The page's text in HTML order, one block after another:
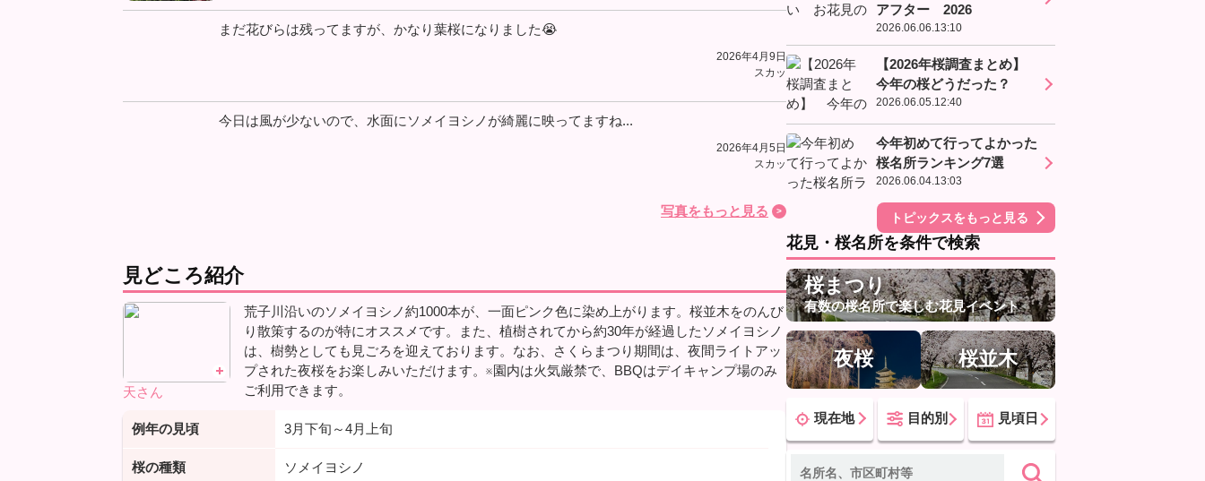
まだ花びらは残ってますが、かなり葉桜になりました😭
2026年4月9日
スカッ
今日は風が少ないので、水面にソメイヨシノが綺麗に映ってますね...
2026年4月5日
スカッ
写真をもっと見る
見どころ紹介
天さん
荒子川沿いのソメイヨシノ約1000本が、一面ピンク色に染め上がります。桜並木をのんび
り散策するのが特にオススメです。また、植樹されてから約30年が経過したソメイヨシノ
は、樹勢としても見ごろを迎えております。なお、さくらまつり期間は、夜間ライトアッ
プされた夜桜をお楽しみいただけます。※園内は火気厳禁で、BBQはデイキャンプ場のみ
ご利用できます。
例年の見頃 3月下旬～4月上旬
桜の種類 ソメイヨシノ
アフター 2026
2026.06.06.13:10
【2026年桜調査まとめ】
今年の桜どうだった？
2026.06.05.12:40
今年初めて行ってよかった
桜名所ランキング7選
2026.06.04.13:03
トピックスをもっと見る
花見・桜名所を条件で検索
桜まつり
有数の桜名所で楽しむ花見イベント
夜桜 桜並木
現在地 目的別 見頃日